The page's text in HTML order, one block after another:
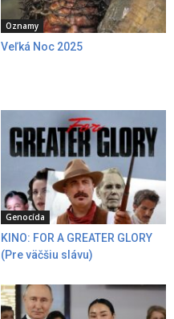
Oznamy
Veľká Noc 2025
Genocída
KINO: FOR A GREATER GLORY
(Pre väčšiu slávu)